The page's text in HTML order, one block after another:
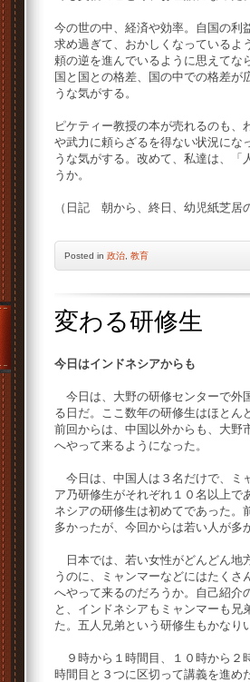
今の世の中、経済や効率。自国の利
求め過ぎて、おかしくなっているよ
頼の逆を進んでいるように思えてな
国と国との格差、国の中での格差が
うな気がする。
ピケティー教授の本が売れるのも
や武力に頼らざるを得ない状況にな
うな気がする。改めて、私達は、
うか。
（日記 朝から、終日、幼児紙芝居
Posted in 政治 教育
変わる研修生
今日はインドネシアからも
今日は、大野の研修センターで外
る日だ。ここ数年の研修生はほとん
前回からは、中国以外からも、大野
へやって来るようになった。
今日は、中国人は３名だけで、ミ
ア乃研修生がそれぞれ１０名以上で
ネシアの研修生は初めてであった。
多かったが、今回からは若い人が多
日本では、若い女性がどんどん地
うのに、ミャンマーなどにはたくさ
へやって来るのだろうか。自己紹介
と、インドネシアもミャンマーも兄
た。五人兄弟という研修生もかなり
９時から１時間目、１０時から２
時間目と３つに区切って講義を進め